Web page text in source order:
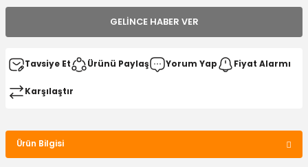
GELINCE HABER VER
Tavsiye Et Ürünü Paylaş Yorum Yap Fiyat Alarmı
Karşılaştır
Ürün Bilgisi